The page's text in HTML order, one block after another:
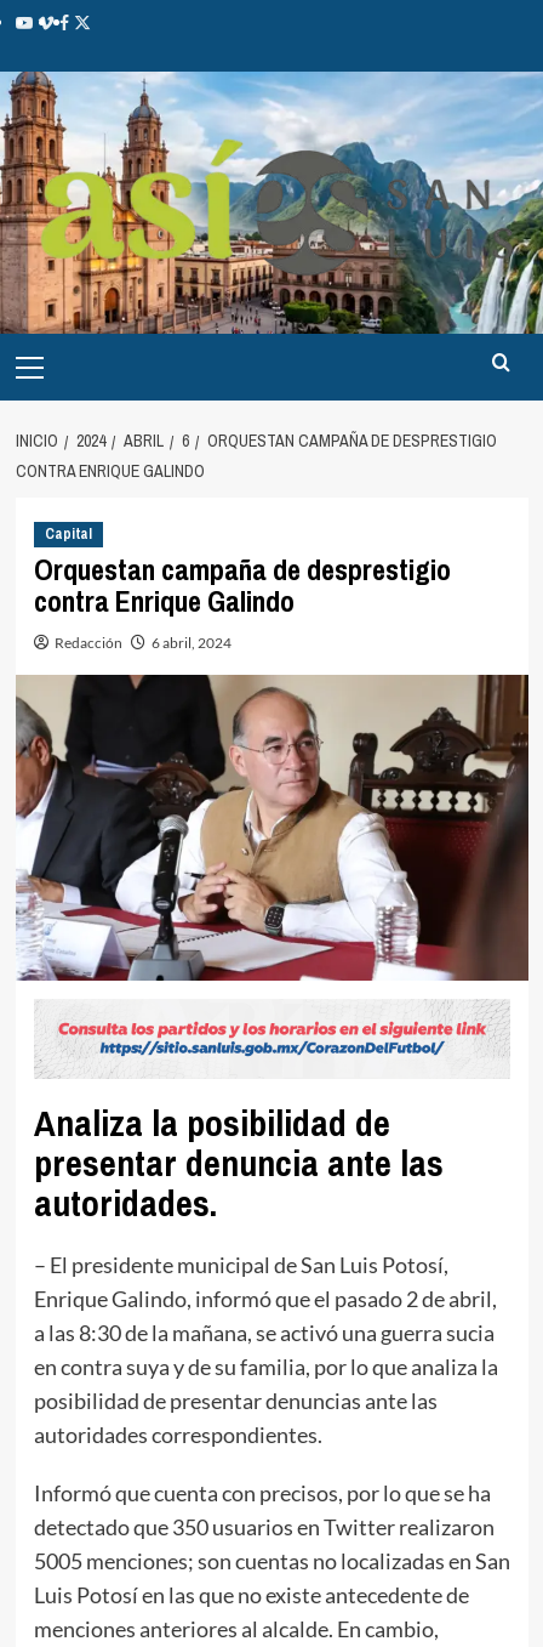
INICIO 2024 ABRIL 6
ORQUESTAN CAMPAÑA DE DESPRESTIGIO
CONTRA ENRIQUE GALINDO
Capital
Orquestan campaña de desprestigio
contra Enrique Galindo
Redacción 6 abril, 2024
Analiza la posibilidad de
presentar denuncia ante las
autoridades.
– El presidente municipal de San Luis Potosí,
Enrique Galindo, informó que el pasado 2 de abril,
a las 8:30 de la mañana, se activó una guerra sucia
en contra suya y de su familia, por lo que analiza la
posibilidad de presentar denuncias ante las
autoridades correspondientes.
Informó que cuenta con precisos, por lo que se ha
detectado que 350 usuarios en Twitter realizaron
5005 menciones; son cuentas no localizadas en San
Luis Potosí en las que no existe antecedente de
menciones anteriores al alcalde. En cambio,